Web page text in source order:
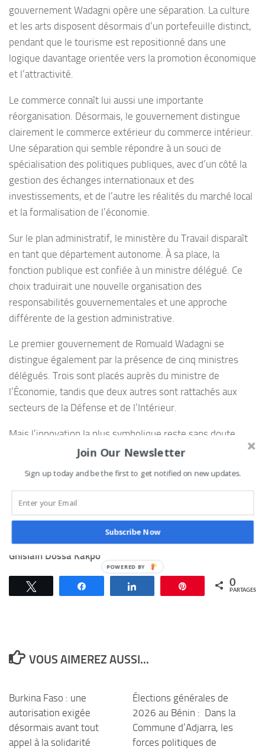
gouvernement Wadagni opère une séparation. La culture
et les arts disposent désormais d’un portefeuille distinct,
pendant que le tourisme est repositionné dans une
logique davantage orientée vers la promotion économique
et l’attractivité.
Le commerce connaît lui aussi une importante
réorganisation. Désormais, le gouvernement distingue
clairement le commerce extérieur du commerce intérieur.
Une séparation qui semble répondre à un souci de
spécialisation des politiques publiques, avec d’un côté la
gestion des échanges internationaux et des
investissements, et de l’autre les réalités du marché local
et la formalisation de l’économie.
Sur le plan administratif, le ministère du Travail disparaît
en tant que département autonome. À sa place, la
fonction publique est confiée à un ministre délégué. Ce
choix traduirait une nouvelle organisation des
responsabilités gouvernementales et une approche
différente de la gestion administrative.
Le premier gouvernement de Romuald Wadagni se
distingue également par la présence de cinq ministres
délégués. Trois sont placés auprès du ministre de
l’Économie, tandis que deux autres sont rattachés aux
secteurs de la Défense et de l’Intérieur.
Mais l’innovation la plus symbolique reste sans doute
l’apparition d’un portefeuille lié à la stratégie nationale
gouvernementale béninoise. À travers cette décision, le
nouveau pouvoir affiche son ambition d’inscrire le pays
dans les dynamiques technologiques mondiales et de
faire du numérique un levier de transformation.
Ghislain Dossa Kakpo
Épingle 0
PARTAGES
VOUS AIMEREZ AUSSI...
Burkina Faso : une
autorisation exigée
désormais avant tout
appel à la solidarité
Élections générales de
2026 au Bénin : Dans la
Commune d’Adjarra, les
forces politiques de
Join Our Newsletter
Sign up today and be the first to get notified on new updates.
Subscribe Now